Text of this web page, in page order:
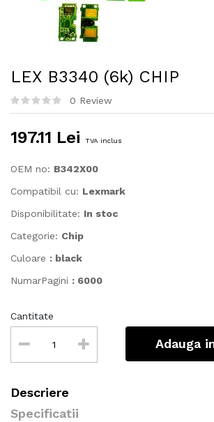
LEX B3340 (6k) CHIP
0 Review
197.11 Lei TVA inclus
OEM no: B342X00
Compatibil cu: Lexmark
Disponibilitate: In stoc
Categorie: Chip
Culoare : black
NumarPagini : 6000
Cantitate
Adauga
Descriere
Specificatii